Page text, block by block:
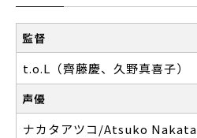
監督
t.o.L（齊藤慶、久野真喜子）
声優
ナカタアツコ/Atsuko Nakata